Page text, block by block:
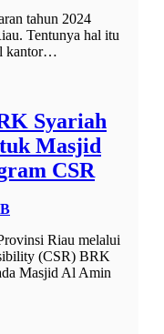
tahun 2024
Tentunya hal itu
kantor…
Syariah
Masjid
CSR
Riau melalui
(CSR) BRK
Masjid Al Amin